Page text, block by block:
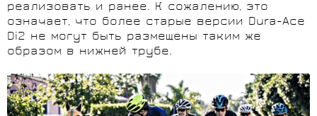
реализовать и ранее. К сожалению, это
означает, что более старые версии Dura-Ace
Di2 не могут быть размещены таким же
образом в нижней трубе.